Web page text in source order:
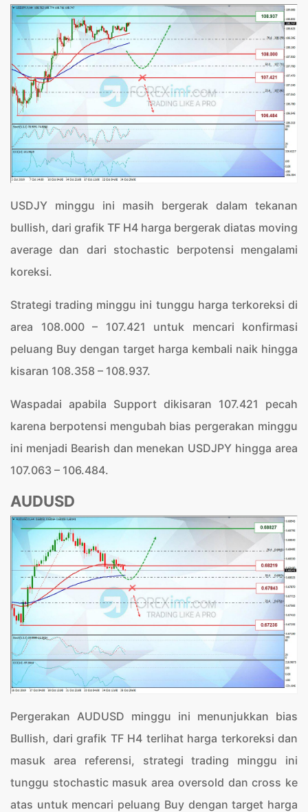
USDJY minggu ini masih bergerak dalam tekanan
bullish, dari grafik TF H4 harga bergerak diatas moving
average dan dari stochastic berpotensi mengalami
koreksi.
Strategi trading minggu ini tunggu harga terkoreksi di
area 108.000 – 107.421 untuk mencari konfirmasi
peluang Buy dengan target harga kembali naik hingga
kisaran 108.358 – 108.937.
Waspadai apabila Support dikisaran 107.421 pecah
karena berpotensi mengubah bias pergerakan minggu
ini menjadi Bearish dan menekan USDJPY hingga area
107.063 – 106.484.
AUDUSD
Pergerakan AUDUSD minggu ini menunjukkan bias
Bullish, dari grafik TF H4 terlihat harga terkoreksi dan
masuk area referensi, strategi trading minggu ini
tunggu stochastic masuk area oversold dan cross ke
atas untuk mencari peluang Buy dengan target harga